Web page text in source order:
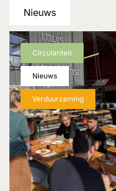
Nieuws
Circulariteit
Nieuws
Verduurzaming